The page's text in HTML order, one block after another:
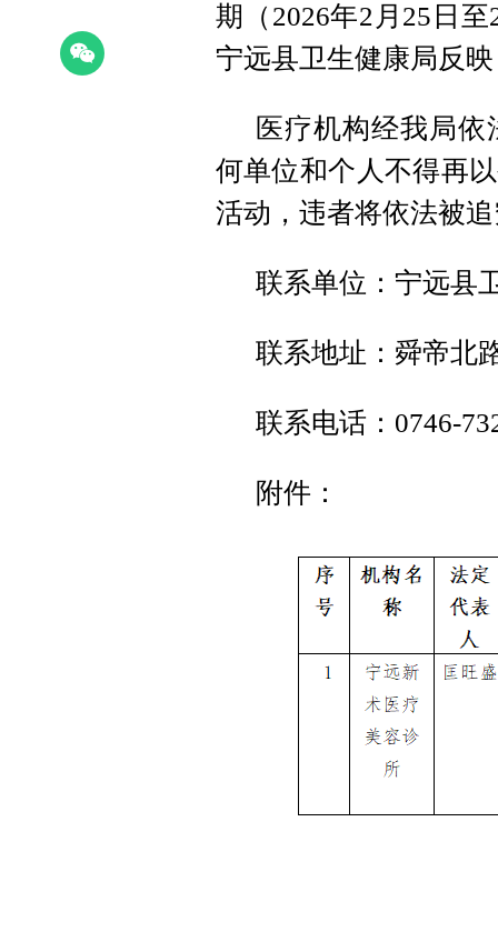
期（2026年2月25日
宁远县卫生健康局反
医疗机构经我局
何单位和个人不得再
活动，违者将依法被
联系单位：宁远县
联系地址：舜帝北
联系电话：0746-
附件：